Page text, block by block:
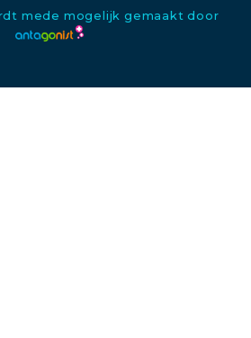
mede mogelijk gemaakt door